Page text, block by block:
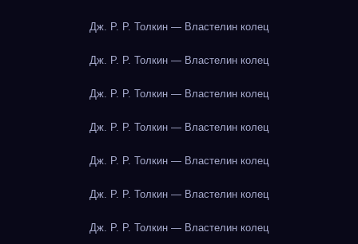
Дж. Р. Р. Толкин — Властелин колец
Дж. Р. Р. Толкин — Властелин колец
Дж. Р. Р. Толкин — Властелин колец
Дж. Р. Р. Толкин — Властелин колец
Дж. Р. Р. Толкин — Властелин колец
Дж. Р. Р. Толкин — Властелин колец
Дж. Р. Р. Толкин — Властелин колец